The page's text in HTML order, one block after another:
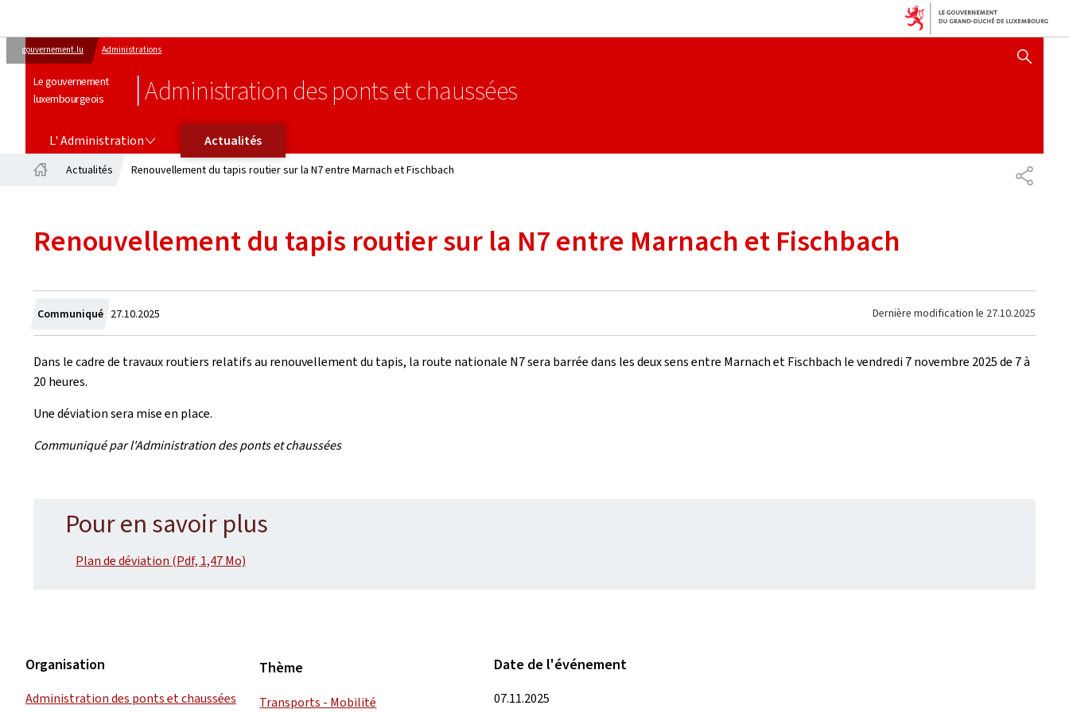
gouvernement.lu Administrations
Le gouvernement
luxembourgeois
Administration des ponts et chaussées
AFFICHER / MASQUER
L' Administration
Actualités
Actualités Renouvellement du tapis routier sur la N7 entre Marnach et Fischbach
Renouvellement du tapis routier sur la N7 entre Marnach et Fischbach
Communiqué Crée
le
27.10.2025 Dernière modification le 27.10.2025
Dans le cadre de travaux routiers relatifs au renouvellement du tapis, la route nationale N7 sera barrée dans les deux sens entre Marnach et Fischbach le vendredi 7 novembre 2025 de 7 à
20 heures.
Une déviation sera mise en place.
Communiqué par l'Administration des ponts et chaussées
Pour en savoir plus
Plan de déviation (Pdf, 1,47 Mo)
Organisation
Administration des ponts et chaussées
Thème
Transports - Mobilité
Date de l'événement
07.11.2025